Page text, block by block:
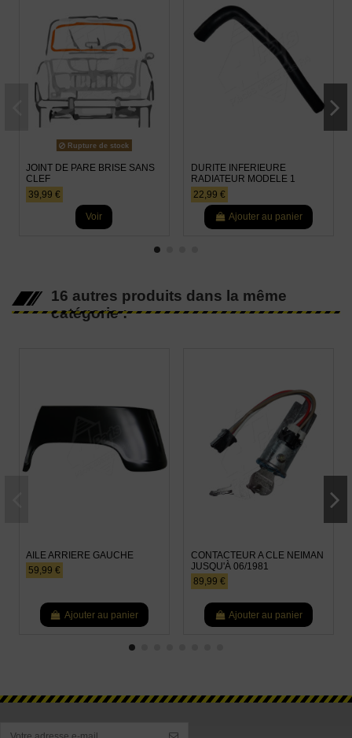
Rupture de stock
JOINT DE PARE BRISE SANS
CLEF
39,99 €
Voir
DURITE INFERIEURE
RADIATEUR MODELE 1
22,99 €
Ajouter au panier
16 autres produits dans la même
catégorie :
AILE ARRIERE GAUCHE
59,99 €
Ajouter au panier
CONTACTEUR A CLE NEIMAN
JUSQU'À 06/1981
89,99 €
Ajouter au panier